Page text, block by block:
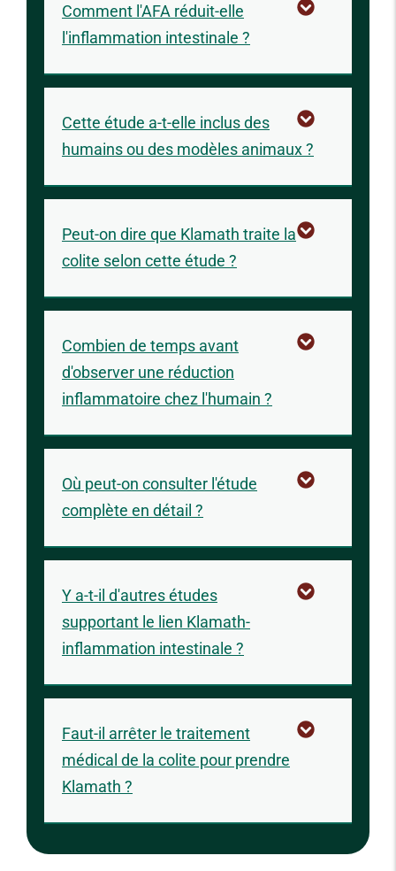
Comment l'AFA réduit-elle
l'inflammation intestinale ?
Cette étude a-t-elle inclus des
humains ou des modèles animaux ?
Peut-on dire que Klamath traite la
colite selon cette étude ?
Combien de temps avant
d'observer une réduction
inflammatoire chez l'humain ?
Où peut-on consulter l'étude
complète en détail ?
Y a-t-il d'autres études
supportant le lien Klamath-
inflammation intestinale ?
Faut-il arrêter le traitement
médical de la colite pour prendre
Klamath ?